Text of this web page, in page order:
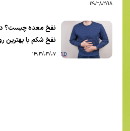
1403/02/18
نفخ معده چیست؟
نفخ شکم با بهترین
1403/03/07